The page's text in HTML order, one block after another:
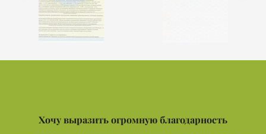
Хочу выразить огромную благодарность